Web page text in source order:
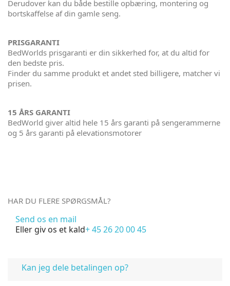
Derudover kan du både bestille opbæring, montering og
bortskaffelse af din gamle seng.
PRISGARANTI
BedWorlds prisgaranti er din sikkerhed for, at du altid for
den bedste pris.
Finder du samme produkt et andet sted billigere, matcher vi
prisen.
15 ÅRS GARANTI
BedWorld giver altid hele 15 års garanti på sengerammerne
og 5 års garanti på elevationsmotorer
HAR DU FLERE SPØRGSMÅL?
Send os en mail
Eller giv os et kald+ 45 26 20 00 45
Kan jeg dele betalingen op?